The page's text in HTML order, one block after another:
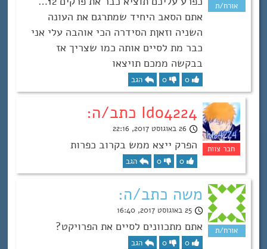
אתם הסאב היחיד שמתרגם את העונה
השניה וזאןת הסידרה הכי אוהבה עלי אני
כבר מת לסיים אותה כמו שצריך אז
בבקשה ממכם תויצאו
0
0 הגב
Ido4224 כתב/ה:
26 באוגוסט 2017, 22:16
הפרק ייצא ממש בקרוב כפרות
0
0 הגב
משה כתב/ה:
25 באוגוסט 2017, 16:40
אתם מתכוונים לסיים את הפרויקט?
0
0 הגב